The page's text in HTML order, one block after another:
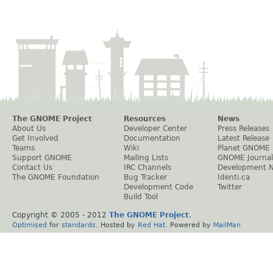
The GNOME Project
About Us
Get Involved
Teams
Support GNOME
Contact Us
The GNOME Foundation
Resources
Developer Center
Documentation
Wiki
Mailing Lists
IRC Channels
Bug Tracker
Development Code
Build Tool
News
Press Releases
Latest Release
Planet GNOME
GNOME Journal
Development
Identi.ca
Twitter
Copyright © 2005 - 2012 The GNOME Project.
Optimised for standards . Hosted by Red Hat . Powered by MailMan